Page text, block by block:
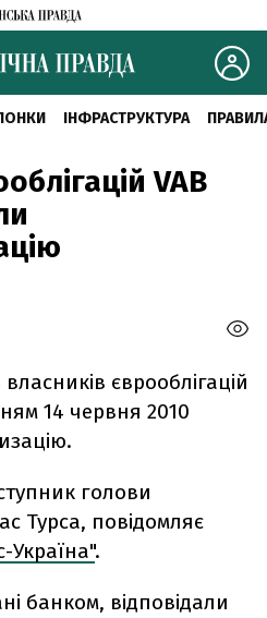
ІНФРАСТРУКТУРА
VAB
єврооблігацій
14 червня 2010
голови
Турса, повідомляє
Україна".
банком, відповідали